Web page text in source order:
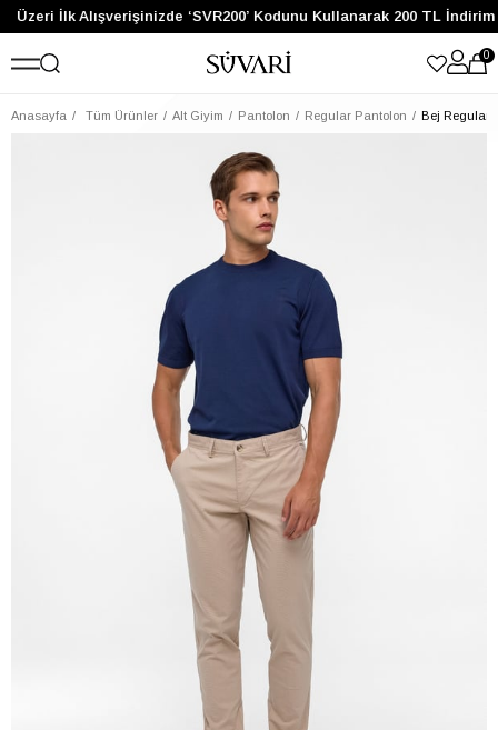
Üzeri İlk Alışverişinizde ‘SVR200’ Kodunu Kullanarak 200 TL İndirim
0
Anasayfa Tüm Ürünler Alt Giyim Pantolon Regular Pantolon Bej Regular